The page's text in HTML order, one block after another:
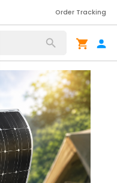
Order Tracking